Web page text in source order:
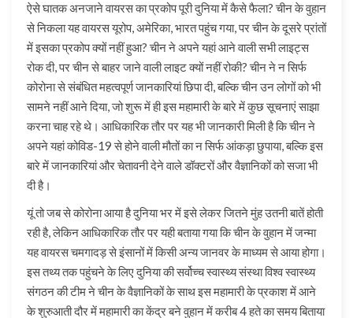
ऐसे घातक अनजाने वायरस का प्रकोप पूरी दुनिया में कैसे फैला? चीन के वुहान
से निकला यह वायरस यूरोप, अमेरिका, भारत पहुंच गया, पर चीन के दूसरे प्रांतों
में इसका प्रकोप क्यों नहीं हुआ? चीन ने अपने यहां आने वाली सभी लाइट्स
रोक दी, पर चीन से बाहर जाने वाली लाइट क्यों नहीं रोकी? चीन ने न सिर्फ
कोरोना से संबंधित महत्वपूर्ण जानकारियां छिपा दी, बल्कि चीन उन लोगों को भी
सामने नहीं आने दिया, जो शुरू में ही इस महामारी के बारे में कुछ सूचनाएं साझा
करना चाह रहे थे। आधिकारिक तौर पर यह भी जानकारी मिली है कि चीन ने
अपने यहां कोविड-19 से होने वाली मौतों का न सिर्फ आंकड़ा छुपाया, बल्कि इस
बारे में जानकारियां और चेतावनी देने वाले डॉक्टरों और वैज्ञानिकों को सजा भी
दी है।
यूं तो जब से कोरोना आया है दुनिया भर में इसे लेकर जितने मुंह उतनी बातें होती
रही है, लेकिन आधिकारिक तौर पर यही बताया गया कि चीन के वुहान में जन्मा
यह वायरस चमगादड़ से इंसानों में किसी अन्य जानवर के माध्यम से आया होगा।
इस तथ्य तक पहुंचने के लिए दुनिया की सर्वोच्च स्वास्थ्य संस्था विश्व स्वास्थ्य
संगठन की टीम ने चीन के वैज्ञानिकों के साथ इस महामारी के प्रकाश में आने
के शुरुआती दौर में महामारी का केंद्र बने वुहान में करीब 4 हते का समय बिताया